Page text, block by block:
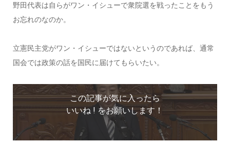
野田代表は自らがワン・イシューで衆院選を戦ったことをもう
お忘れのなのか。
立憲民主党がワン・イシューではないというのであれば、通常
国会では政策の話を国民に届けてもらいたい。
この記事が気に入ったら
いいね ! をお願いします！